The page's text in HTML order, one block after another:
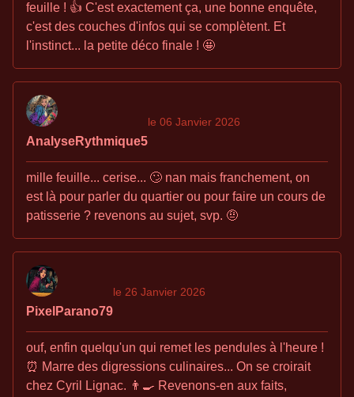
feuille ! 👍 C'est exactement ça, une bonne enquête,
c'est des couches d'infos qui se complètent. Et
l'instinct... la petite déco finale ! 🤩
AnalyseRythmique5
le 06 Janvier 2026
mille feuille... cerise... 🙄 nan mais franchement, on
est là pour parler du quartier ou pour faire un cours de
patisserie ? revenons au sujet, svp. 🤨
PixelParano79
le 26 Janvier 2026
ouf, enfin quelqu'un qui remet les pendules à l'heure !
⏰ Marre des digressions culinaires... On se croirait
chez Cyril Lignac. 👨‍🍳 Revenons-en aux faits,